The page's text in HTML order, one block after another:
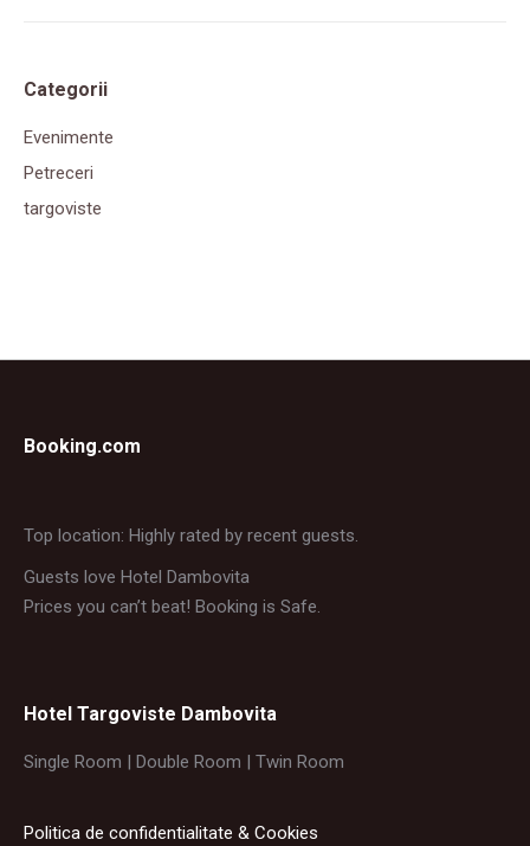
Categorii
Evenimente
Petreceri
targoviste
Booking.com
Top location: Highly rated by recent guests.
Guests love Hotel Dambovita
Prices you can’t beat! Booking is Safe.
Hotel Targoviste Dambovita
Single Room | Double Room | Twin Room
Politica de confidentialitate & Cookies